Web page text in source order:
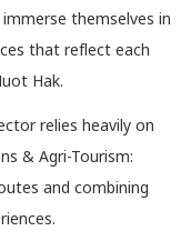
themselves in
that reflect each
Hak.
relies heavily on
& Agri-Tourism:
and combining